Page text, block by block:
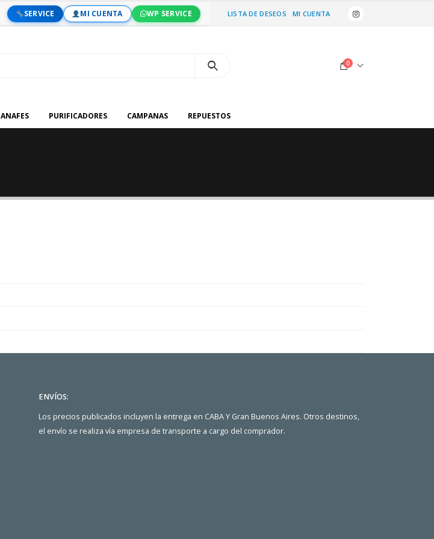
SERVICE MI CUENTA WP SERVICE LISTA DE DESEOS MI CUENTA
0
ANAFES PURIFICADORES CAMPANAS REPUESTOS
ENVÍOS:
Los precios publicados incluyen la entrega en CABA Y Gran Buenos Aires. Otros destinos,
el envío se realiza vía empresa de transporte a cargo del comprador.